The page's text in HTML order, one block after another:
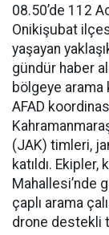
08.50’de 112
Onikişubat
yaşayan
gündür haber
bölgeye
AFAD
(JAK) timleri,
katıldı. Ekipler,
Mahallesi’nde
çaplı arama
drone destekli